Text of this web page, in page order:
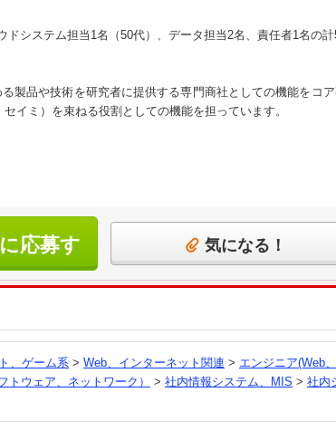
システム担当1名（50代）、データ担当2名、責任者1名の計
製品や技術を研究者に提供する専門商社としての機能をコ
イミ）を束ねる役割としての機能を担っています。
応募す
気になる！
、ゲーム系 > Web、インターネット関連 > エンジニア(Web
トウェア、ネットワーク）
> 社内情報システム、MIS > 社内